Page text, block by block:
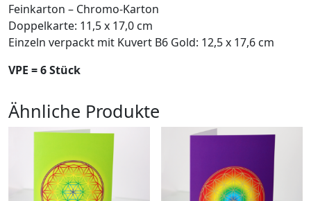
Feinkarton – Chromo-Karton
Doppelkarte: 11,5 x 17,0 cm
Einzeln verpackt mit Kuvert B6 Gold: 12,5 x 17,6 cm
VPE = 6 Stück
Ähnliche Produkte